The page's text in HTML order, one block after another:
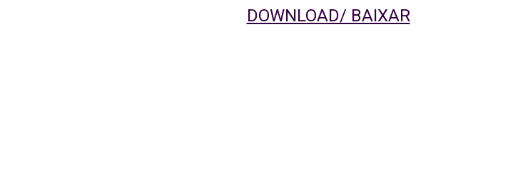
DOWNLOAD/ BAIXAR